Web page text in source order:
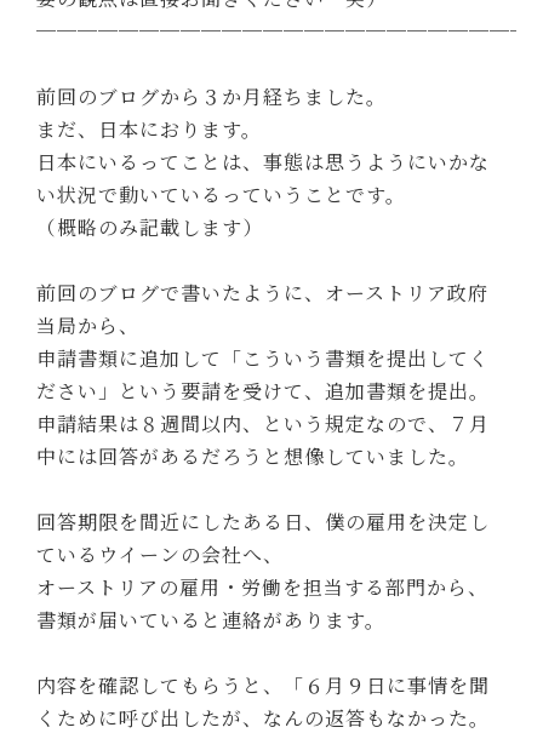
前回のブログから３か月経ちました。
まだ、日本におります。
日本にいるってことは、事態は思うようにいかな
い状況で動いているっていうことです。
（概略のみ記載します）
前回のブログで書いたように、オーストリア政府
当局から、
申請書類に追加して「こういう書類を提出してく
ださい」という要請を受けて、追加書類を提出。
申請結果は８週間以内、という規定なので、７月
中には回答があるだろうと想像していました。
回答期限を間近にしたある日、僕の雇用を決定し
ているウイーンの会社へ、
オーストリアの雇用・労働を担当する部門から、
書類が届いていると連絡があります。
内容を確認してもらうと、「６月９日に事情を聞
くために呼び出したが、なんの返答もなかった。